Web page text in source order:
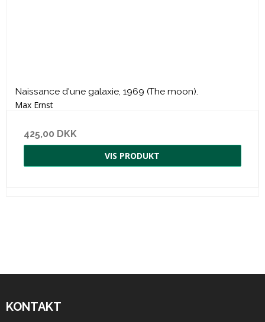
Naissance d'une galaxie, 1969 (The moon).
Max Ernst
425,00 DKK
VIS PRODUKT
KONTAKT